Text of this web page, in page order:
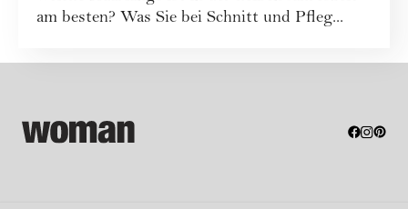
am besten? Was Sie bei Schnitt und Pfleg...